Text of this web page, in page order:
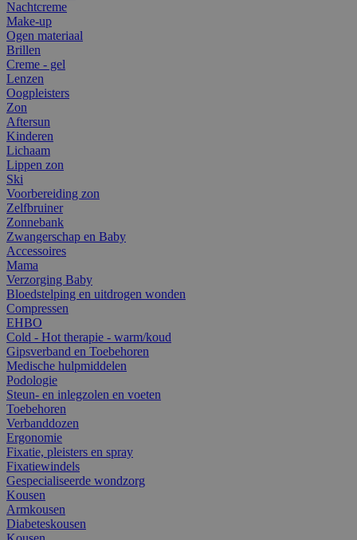
Nachtcreme
Make-up
Ogen materiaal
Brillen
Creme - gel
Lenzen
Oogpleisters
Zon
Aftersun
Kinderen
Lichaam
Lippen zon
Ski
Voorbereiding zon
Zelfbruiner
Zonnebank
Zwangerschap en Baby
Accessoires
Mama
Verzorging Baby
Bloedstelping en uitdrogen wonden
Compressen
EHBO
Cold - Hot therapie - warm/koud
Gipsverband en Toebehoren
Medische hulpmiddelen
Podologie
Steun- en inlegzolen en voeten
Toebehoren
Verbanddozen
Ergonomie
Fixatie, pleisters en spray
Fixatiewindels
Gespecialiseerde wondzorg
Kousen
Armkousen
Diabeteskousen